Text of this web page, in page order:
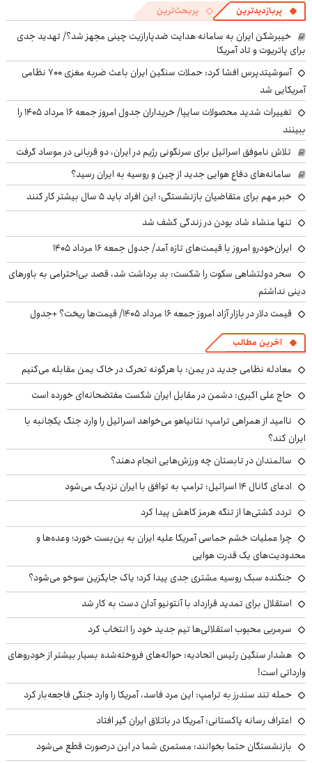
پربازدیدترین پربحث‌ترین
خیبرشکن ایران به سامانه هدایت ضدپارازیت چینی مجهز شد؟/ تهدید جدی
برای پاتریوت و تاد آمریکا
آسوشیتدپرس افشا کرد: حملات سنگین ایران باعث ضربه مغزی ۷۰۰ نظامی
آمریکایی شد
تغییرات شدید محصولات سایپا/ خریداران جدول امروز جمعه ۱۶ مرداد ۱۴۰۵ را
ببینند
تلاش ناموفق اسرائیل برای سرنگونی رژیم در ایران، دو قربانی در موساد گرفت
سامانه‌های دفاع هوایی جدید از چین و روسیه به ایران رسید؟
خبر مهم برای متقاضیان بازنشستگی: این افراد باید ۵ سال بیشتر کار کنند
تنها منشاء شاد بودن در زندگی کشف شد
ایران‌خودرو امروز با قیمت‌های تازه آمد/ جدول جمعه ۱۶ مرداد ۱۴۰۵
سحر دولتشاهی سکوت را شکست: بد برداشت شد، قصد بی‌احترامی به باورهای
دینی نداشتم
قیمت دلار در بازار آزاد امروز جمعه ۱۶ مرداد ۱۴۰۵/ قیمت‌ها ریخت؟ +جدول
آخرین مطالب
معادله نظامی جدید در یمن: با هرگونه تحرک در خاک یمن مقابله می‌کنیم
حاج علی اکبری: دشمن در مقابل ایران شکست مفتضحانه‌ای خورده است
ناامید از همراهی ترامپ؛ نتانیاهو می‌خواهد اسرائیل را وارد جنگ یکجانبه با
ایران کند؟
سالمندان در تابستان چه ورزش‌هایی انجام دهند؟
ادعای کانال ۱۴ اسرائیل: ترامپ به توافق با ایران نزدیک می‌شود
تردد کشتی‌ها از تنگه هرمز کاهش پیدا کرد
چرا عملیات خشم حماسی آمریکا علیه ایران به بن‌بست خورد؛ وعده‌ها و
محدودیت‌های یک قدرت هوایی
جنگنده سبک روسیه مشتری جدی پیدا کرد؛ یاک جایگزین سوخو می‌شود؟
استقلال برای تمدید قرارداد با آنتونیو آدان دست به کار شد
سرمربی محبوب استقلالی‌ها تیم جدید خود را انتخاب کرد
هشدار سنگین رئیس اتحادیه: حواله‌های فروخته‌شده بسیار بیشتر از خودروهای
وارداتی است!
حمله تند سندرز به ترامپ: این مرد فاسد، آمریکا را وارد جنگی فاجعه‌بار کرد
اعتراف رسانه پاکستانی: آمریکا در باتلاق ایران گیر افتاد
بازنشستگان حتما بخوانند: مستمری شما در این درصورت قطع می‌شود